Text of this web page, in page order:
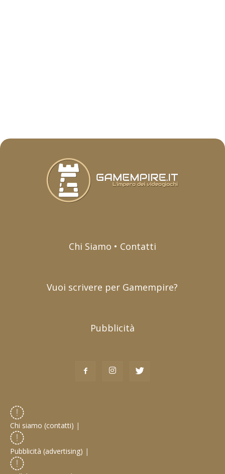
Chi Siamo • Contatti
Vuoi scrivere per Gamempire?
Pubblicità
Chi siamo (contatti) |
Pubblicità (advertising) |